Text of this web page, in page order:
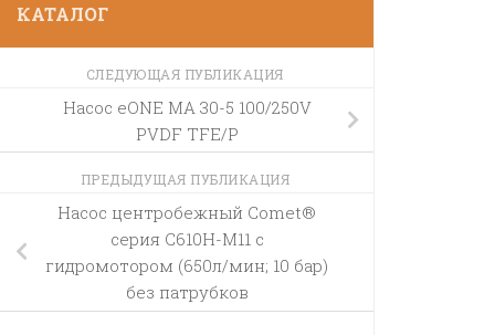
КАТАЛОГ
СЛЕДУЮЩАЯ ПУБЛИКАЦИЯ
Насос eONE MA 30-5 100/250V
PVDF TFE/P
ПРЕДЫДУЩАЯ ПУБЛИКАЦИЯ
Насос центробежный Comet®
серия C610H-M11 с
гидромотором (650л/мин; 10 бар)
без патрубков